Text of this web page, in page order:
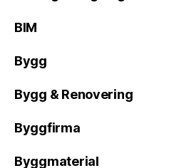
BIM
Bygg
Bygg & Renovering
Byggfirma
Byggmaterial